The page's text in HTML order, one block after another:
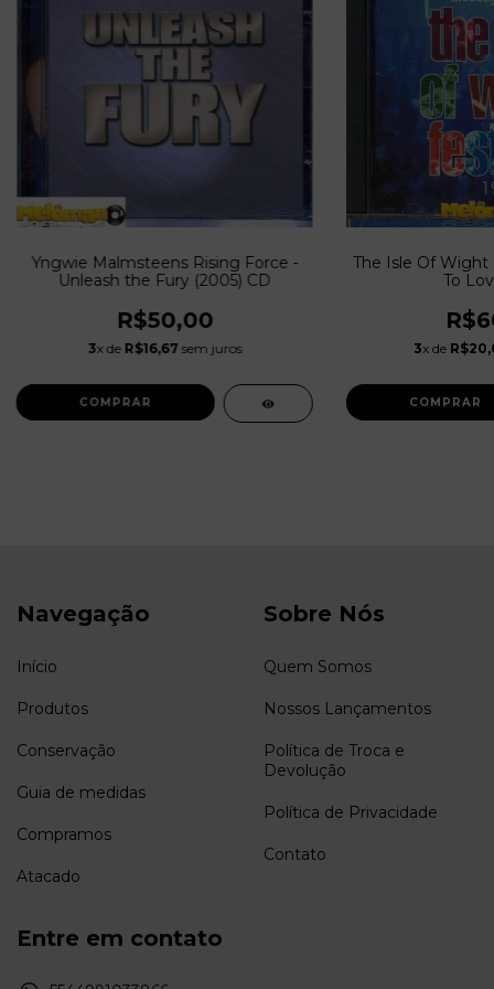
Yngwie Malmsteens Rising Force -
Unleash the Fury (2005) CD
R$50,00
3x de R$16,67sem juros
The Isle Of Wight
To
3x de
Navegação
Início
Produtos
Conservação
Guia de medidas
Compramos
Atacado
Sobre Nós
Quem Somos
Nossos Lançamentos
Política de Troca e
Devolução
Política de Privacidade
Contato
Entre em contato